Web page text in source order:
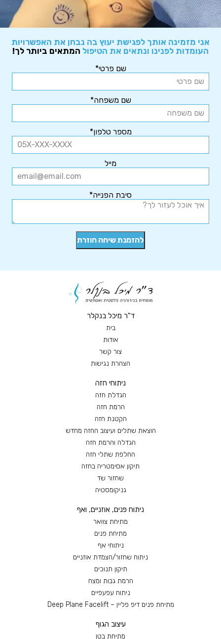
אני מזמינה אותך לפגישת יעוץ בה נבחן את האפשרויות
העומדות לפנינו ונתאים את הטיפול המתאים ביותר לך!
שם פרטי*
שם משפחה*
מספר טלפון*
מייל
סיבת הפנייה*
ד"ר מיכל בנקלר
בית
אודות
צור קשר
הצהרת נגישות
ניתוחי חזה
הגדלת חזה
הרמת חזה
הקטנת חזה
הוצאת שתלים ועיצוב החזה מחדש
הגדלה והרמת חזה
החלפת שתלי חזה
תיקון אסימטריה בחזה
שחזור שד
גניקומסטיה
ניתוח פנים, אוזניים, ואף
מתיחת צוואר
מתיחת פנים
ניתוחי אף
ניתוח שחזור/הצמדת אוזניים
תיקון תנוכים
הרמת גבות ומצח
ניתוח עפעפיים
מתיחת פנים דיפ פליין – Deep Plane Facelift
עיצוב הגוף
מתיחת בטן